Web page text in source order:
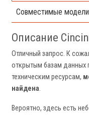
Совместимые модели
Описание
Отличный запрос. К
открытым базам данных
техническим ресурсам,
найдена.
Вероятно, здесь есть